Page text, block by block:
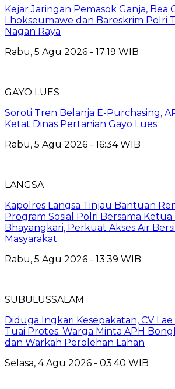
Kejar Jaringan Pemasok Ganja, Bea
Lhokseumawe dan Bareskrim Polri
Nagan Raya
Rabu, 5 Agu 2026 - 17:19 WIB
GAYO LUES
Soroti Tren Belanja E-Purchasing,
Ketat Dinas Pertanian Gayo Lues
Rabu, 5 Agu 2026 - 16:34 WIB
LANGSA
Kapolres Langsa Tinjau Bantuan
Program Sosial Polri Bersama
Bhayangkari, Perkuat Akses Air
Masyarakat
Rabu, 5 Agu 2026 - 13:39 WIB
SUBULUSSALAM
Diduga Ingkari Kesepakatan, CV Lae
Tuai Protes: Warga Minta APH
dan Warkah Perolehan Lahan
Selasa, 4 Agu 2026 - 03:40 WIB